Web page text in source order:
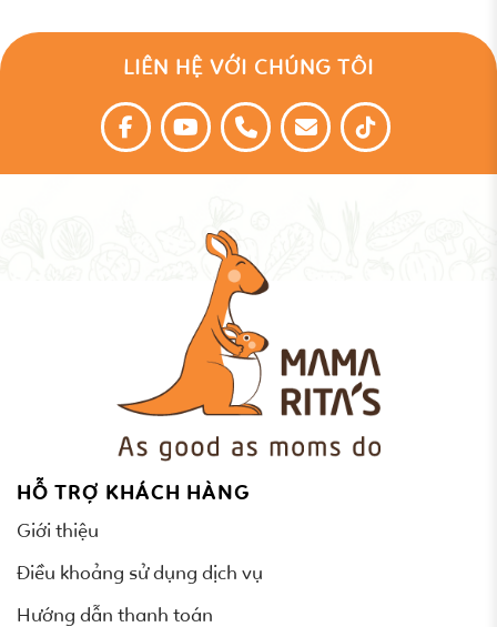
LIÊN HỆ VỚI CHÚNG TÔI
HỖ TRỢ KHÁCH HÀNG
Giới thiệu
Điều khoảng sử dụng dịch vụ
Hướng dẫn thanh toán